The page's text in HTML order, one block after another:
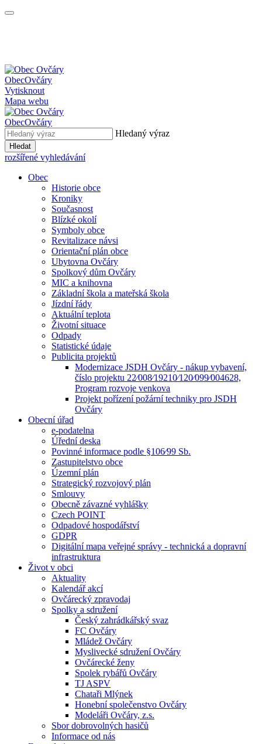
ObecOvčáry
Vytisknout
Mapa webu
ObecOvčáry
Hledaný výraz
Hledat
rozšířené vyhledávání
Obec
Historie obce
Kroniky
Současnost
Blízké okolí
Symboly obce
Revitalizace návsi
Orientační plán obce
Ubytovna Ovčáry
Spolkový dům Ovčáry
MIC a knihovna
Základní škola a mateřská škola
Jízdní řády
Aktuální teplota
Životní situace
Odpady
Statistické údaje
Publicita projektů
Modernizace JSDH Ovčáry - nákup vybavení,
číslo projektu 22⁄008⁄19210⁄120⁄099⁄004628,
Program rozvoje venkova
Projekt pořízení požární techniky pro JSDH
Ovčáry
Obecní úřad
e-podatelna
Úřední deska
Povinné informace podle §106⁄99 Sb.
Zastupitelstvo obce
Územní plán
Strategický rozvojový plán
Smlouvy
Obecně závazné vyhlášky
Czech POINT
Odpadové hospodářství
GDPR
Digitální mapa veřejné správy - technická a dopravní
infrastruktura
Život v obci
Aktuality
Kalendář akcí
Ovčárecký zpravodaj
Spolky a sdružení
Český zahrádkářský svaz
FC Ovčáry
Mládež Ovčáry
Myslivecké sdružení Ovčáry
Ovčárecké ženy
Spolek rybářů Ovčáry
TJ ASPV
Chataři Mlýnek
Honební společenstvo Ovčáry
Modeláři Ovčáry, z.s.
Sbor dobrovolných hasičů
Informace od nás